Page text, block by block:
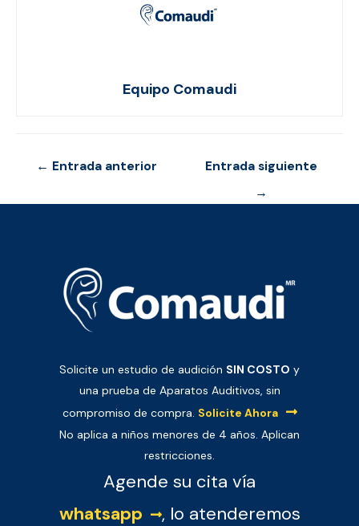
Equipo Comaudi
Navegación
entradas
← Entrada anterior
Entrada siguiente
→
Solicite un estudio de audición SIN COSTO y
una prueba de Aparatos Auditivos, sin
compromiso de compra. Solicite Ahora
No aplica a niños menores de 4 años. Aplican
restricciones.
Agende su cita vía
whatsapp
, lo atenderemos